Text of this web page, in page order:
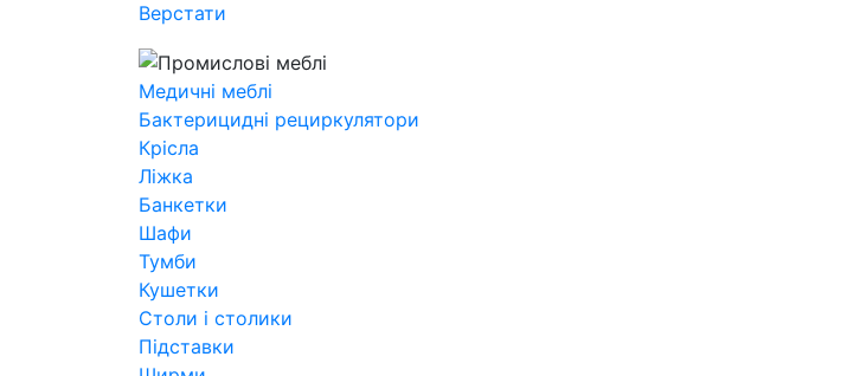
Верстати
Медичні меблі
Бактерицидні рециркулятори
Крісла
Ліжка
Банкетки
Шафи
Тумби
Кушетки
Столи і столики
Підставки